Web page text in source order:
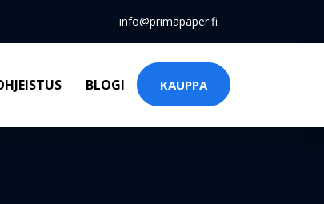
info@primapaper.fi
BLOGI KAUPPA